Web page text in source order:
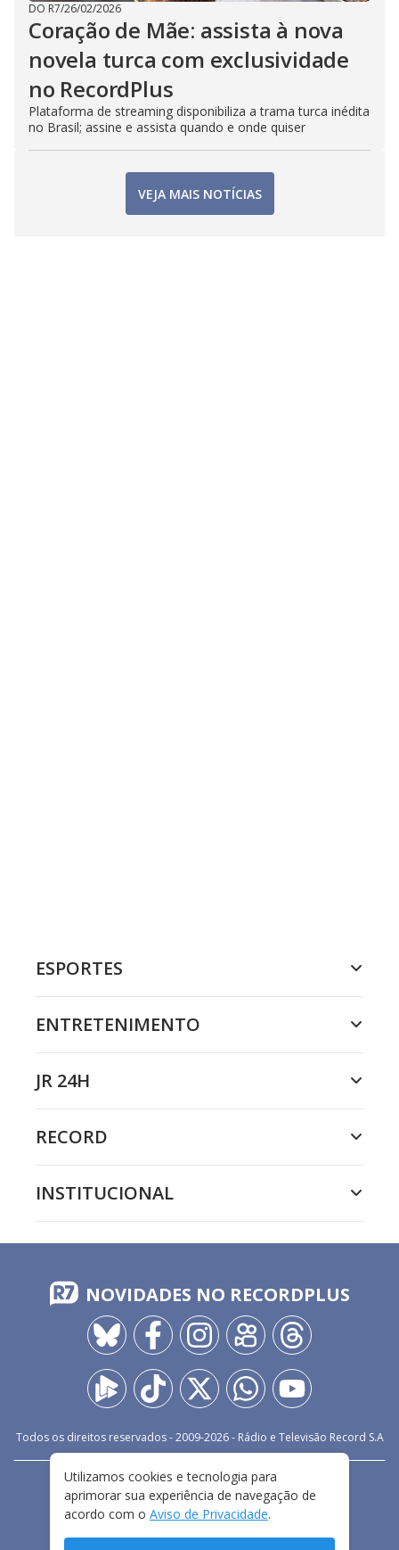
DO R7/26/02/2026
Coração de Mãe: assista à nova
novela turca com exclusividade
no RecordPlus
Plataforma de streaming disponibiliza a trama turca inédita
no Brasil; assine e assista quando e onde quiser
VEJA MAIS NOTÍCIAS
ESPORTES
ENTRETENIMENTO
JR 24H
RECORD
INSTITUCIONAL
NOVIDADES NO RECORDPLUS
Todos os direitos reservados - 2009-2026- Rádio e Televisão Record S.A
FALE CONOSCO
PRIVACIDADE
TERMOS E CONDIÇÕES DE USO
Utilizamos cookies e tecnologia para
aprimorar sua experiência de navegação de
acordo com o Aviso de Privacidade.